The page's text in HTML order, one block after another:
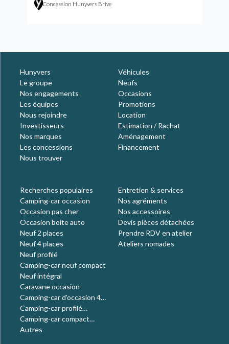
Concession Hunyvers Brive
Hunyvers
Le groupe
Nos engagements
Les équipes
Nous rejoindre
Investisseurs
Nos marques
Les concessions
Nous trouver
Véhicules
Neufs
Occasions
Promotions
Location
Estimation / Rachat
Aménagement
Financement
Recherches populaires
Camping-car occasion
Occasion pas cher
Occasion boite auto
Neuf 2 places
Neuf 4 places
Neuf profilé
Camping-car neuf compact
Neuf intégral
Caravane occasion
Camping-car d'occasion 4
places
Camping-car profilé
occasion
Camping-car compact
occasion
Autres
Entretien & services
Nos agréments
Nos accessoires
Devis pièces détachées
Prendre RDV en atelier
Ateliers nomades